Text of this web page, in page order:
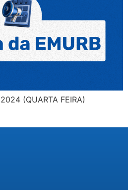
(QUARTA FEIRA)